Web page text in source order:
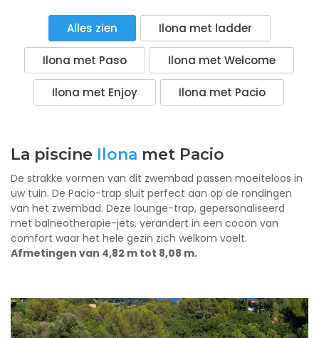
Alles zien Ilona met ladder
Ilona met Paso Ilona met Welcome
Ilona met Enjoy Ilona met Pacio
La piscine Ilona met Pacio
De strakke vormen van dit zwembad passen moeiteloos in
uw tuin. De Pacio-trap sluit perfect aan op de rondingen
van het zwembad. Deze lounge-trap, gepersonaliseerd
met balneotherapie-jets, verandert in een cocon van
comfort waar het hele gezin zich welkom voelt.
Afmetingen van 4,82 m tot 8,08 m.